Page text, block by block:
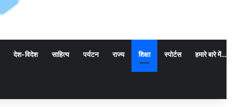
देश-विदेश साहित्य पर्यटन राज्य शिक्षा स्पोर्टस हमारे बारे में…